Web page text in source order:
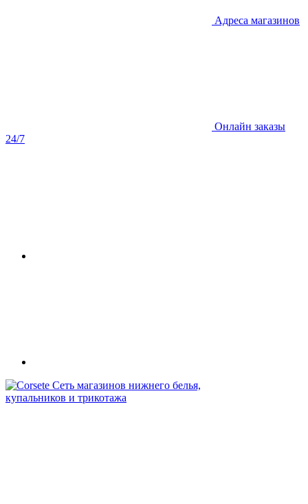
Адреса магазинов
Онлайн заказы
24/7
Сеть магазинов нижнего белья,
купальников и трикотажа